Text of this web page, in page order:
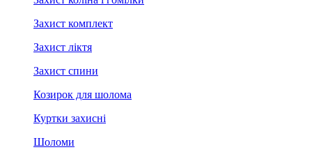
Захист комплект
Захист ліктя
Захист спини
Козирок для шолома
Куртки захисні
Шоломи